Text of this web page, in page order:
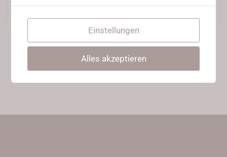
Weiterlesen
Einstellungen
Alles akzeptieren